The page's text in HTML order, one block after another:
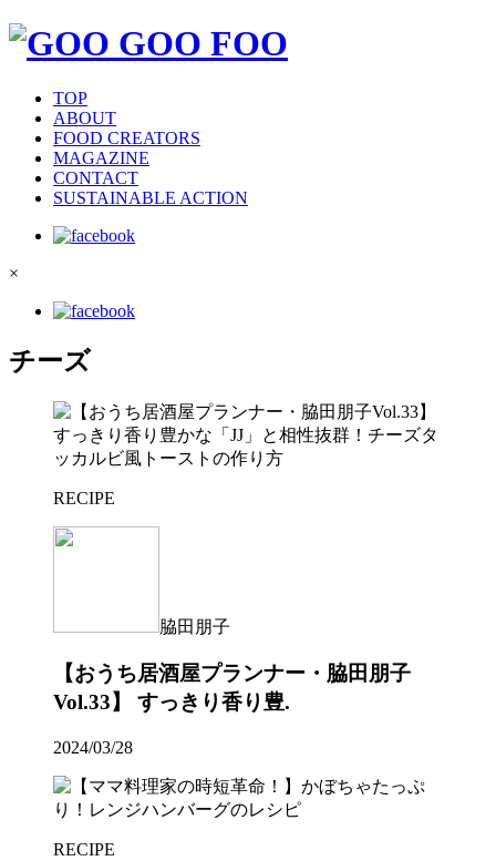
TOP
ABOUT
FOOD CREATORS
MAGAZINE
CONTACT
SUSTAINABLE ACTION
×
チーズ
RECIPE
脇田朋子
【おうち居酒屋プランナー・脇田朋子
Vol.33】 すっきり香り豊.
2024/03/28
RECIPE